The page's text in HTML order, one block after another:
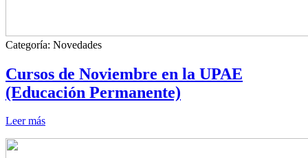
Categoría: Novedades
Cursos de Noviembre en la UPAE
(Educación Permanente)
Leer más